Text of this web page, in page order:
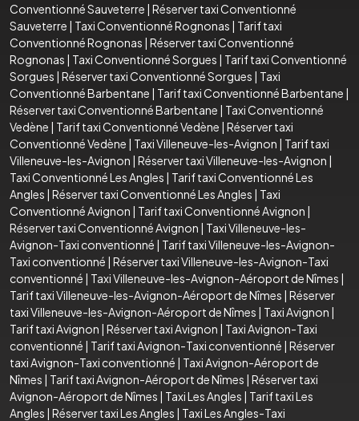
Conventionné Sauveterre | Réserver taxi Conventionné
Sauveterre | Taxi Conventionné Rognonas | Tarif taxi
Conventionné Rognonas | Réserver taxi Conventionné
Rognonas | Taxi Conventionné Sorgues | Tarif taxi Conventionné
Sorgues | Réserver taxi Conventionné Sorgues | Taxi
Conventionné Barbentane | Tarif taxi Conventionné Barbentane |
Réserver taxi Conventionné Barbentane | Taxi Conventionné
Vedène | Tarif taxi Conventionné Vedène | Réserver taxi
Conventionné Vedène | Taxi Villeneuve-les-Avignon | Tarif taxi
Villeneuve-les-Avignon | Réserver taxi Villeneuve-les-Avignon |
Taxi Conventionné Les Angles | Tarif taxi Conventionné Les
Angles | Réserver taxi Conventionné Les Angles | Taxi
Conventionné Avignon | Tarif taxi Conventionné Avignon |
Réserver taxi Conventionné Avignon | Taxi Villeneuve-les-
Avignon-Taxi conventionné | Tarif taxi Villeneuve-les-Avignon-
Taxi conventionné | Réserver taxi Villeneuve-les-Avignon-Taxi
conventionné | Taxi Villeneuve-les-Avignon-Aéroport de Nîmes |
Tarif taxi Villeneuve-les-Avignon-Aéroport de Nîmes | Réserver
taxi Villeneuve-les-Avignon-Aéroport de Nîmes | Taxi Avignon |
Tarif taxi Avignon | Réserver taxi Avignon | Taxi Avignon-Taxi
conventionné | Tarif taxi Avignon-Taxi conventionné | Réserver
taxi Avignon-Taxi conventionné | Taxi Avignon-Aéroport de
Nîmes | Tarif taxi Avignon-Aéroport de Nîmes | Réserver taxi
Avignon-Aéroport de Nîmes | Taxi Les Angles | Tarif taxi Les
Angles | Réserver taxi Les Angles | Taxi Les Angles-Taxi